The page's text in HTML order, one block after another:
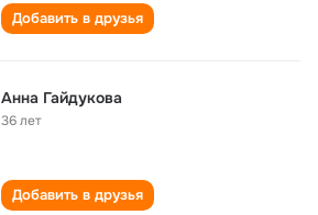
Добавить в друзья
Анна Гайдукова
36 лет
Добавить в друзья